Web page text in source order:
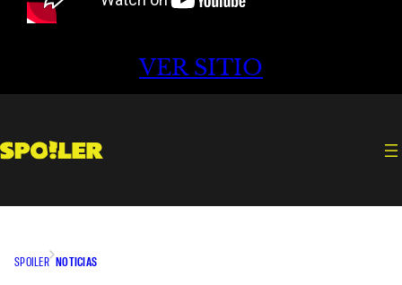
VER SITIO
SPOILER NOTICIAS